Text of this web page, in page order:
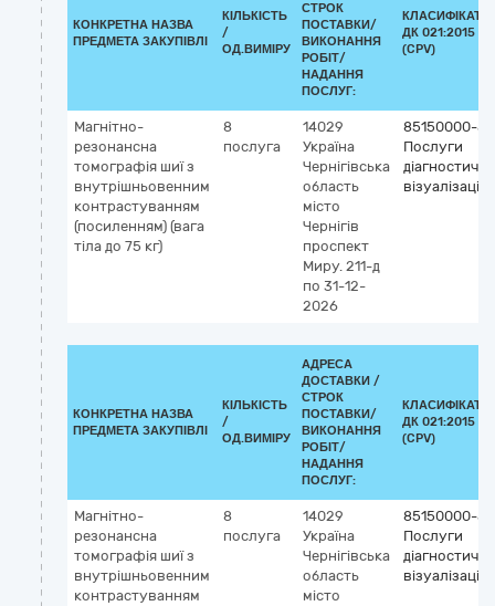
КОНКРЕТНА НАЗВА
ПРЕДМЕТА ЗАКУПІВЛІ
КІЛЬКІСТЬ
/
ОД.ВИМІРУ
СТРОК
ПОСТАВКИ/
ВИКОНАННЯ
РОБІТ/
НАДАННЯ
ПОСЛУГ:
ДК 021:2015
(CPV)
Магнітно-
резонансна
томографія шиї з
внутрішньовенним
контрастуванням
(посиленням) (вага
тіла до 75 кг)
8
послуга
14029
Україна
Чернігівська
область
місто
Чернігів
проспект
Миру. 211-д
по 31-12-
2026
85150000-5
Послуги
візуалізації
КОНКРЕТНА НАЗВА
ПРЕДМЕТА ЗАКУПІВЛІ
КІЛЬКІСТЬ
/
ОД.ВИМІРУ
АДРЕСА
ДОСТАВКИ /
СТРОК
ПОСТАВКИ/
ВИКОНАННЯ
РОБІТ/
НАДАННЯ
ПОСЛУГ:
ДК 021:2015
(CPV)
Магнітно-
резонансна
томографія шиї з
внутрішньовенним
контрастуванням
8
послуга
14029
Україна
Чернігівська
область
місто
85150000-5
Послуги
візуалізації